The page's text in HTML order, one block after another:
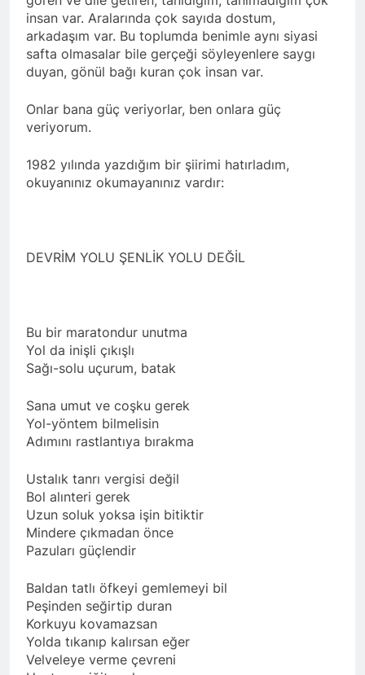
insan var. Aralarında çok sayıda dostum,
arkadaşım var. Bu toplumda benimle aynı siyasi
safta olmasalar bile gerçeği söyleyenlere saygı
duyan, gönül bağı kuran çok insan var.
Onlar bana güç veriyorlar, ben onlara güç
veriyorum.
1982 yılında yazdığım bir şiirimi hatırladım,
okuyanınız okumayanınız vardır:
DEVRİM YOLU ŞENLİK YOLU DEĞİL
Bu bir maratondur unutma
Yol da inişli çıkışlı
Sağı-solu uçurum, batak
Sana umut ve coşku gerek
Yol-yöntem bilmelisin
Adımını rastlantıya bırakma
Ustalık tanrı vergisi değil
Bol alınteri gerek
Uzun soluk yoksa işin bitiktir
Mindere çıkmadan önce
Pazuları güçlendir
Baldan tatlı öfkeyi gemlemeyi bil
Peşinden seğirtip duran
Korkuyu kovamazsan
Yolda tıkanıp kalırsan eğer
Velveleye verme çevreni